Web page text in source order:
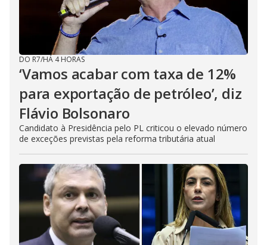
DO R7/HÁ 4 HORAS
‘Vamos acabar com taxa de 12%
para exportação de petróleo’, diz
Flávio Bolsonaro
Candidato à Presidência pelo PL criticou o elevado número
de exceções previstas pela reforma tributária atual